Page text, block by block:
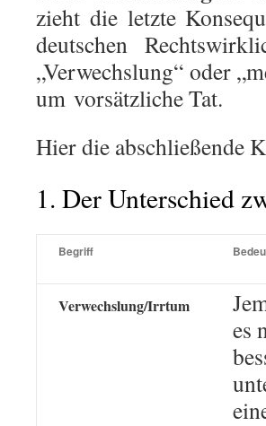
zieht die letzte
deutschen
„Verwechslung“ oder
um vorsätzliche Tat.
Hier die abschließende
1. Der Unterschied
Begriff
Verwechslung/Irrtum
es